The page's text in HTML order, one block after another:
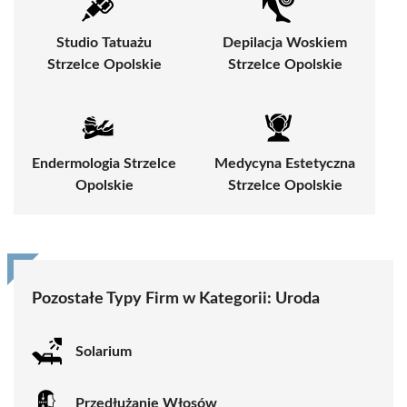
Studio Tatuażu
Strzelce Opolskie
Depilacja Woskiem
Strzelce Opolskie
Endermologia Strzelce
Opolskie
Medycyna Estetyczna
Strzelce Opolskie
Pozostałe Typy Firm w Kategorii: Uroda
Solarium
Przedłużanie Włosów